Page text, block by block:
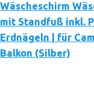
Wäscheschirm
mit Standfuß inkl.
Erdnägeln | für
Balkon (Silber)